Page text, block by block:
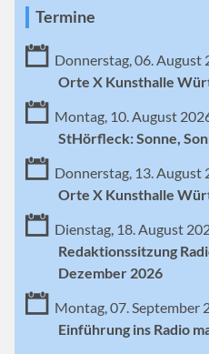
Termine
Donnerstag, 06. August
Orte X Kunsthalle
Montag, 10. August
StHörfleck: Sonne,
Donnerstag, 13. August
Orte X Kunsthalle
Dienstag, 18. August
Redaktionssitzung
Dezember 2026
Montag, 07. September
Einführung ins Radio